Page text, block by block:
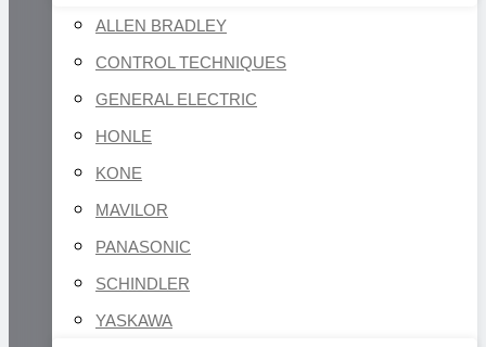
ALLEN BRADLEY
CONTROL TECHNIQUES
GENERAL ELECTRIC
HONLE
KONE
MAVILOR
PANASONIC
SCHINDLER
YASKAWA